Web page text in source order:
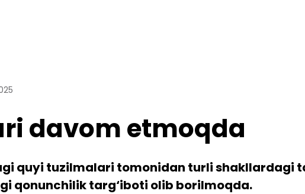
davom etmoqda
quyi tuzilmalari tomonidan turli shakllardagi
qonunchilik targ‘iboti olib borilmoqda.